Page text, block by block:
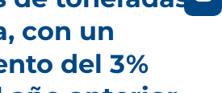
con un
del 3%